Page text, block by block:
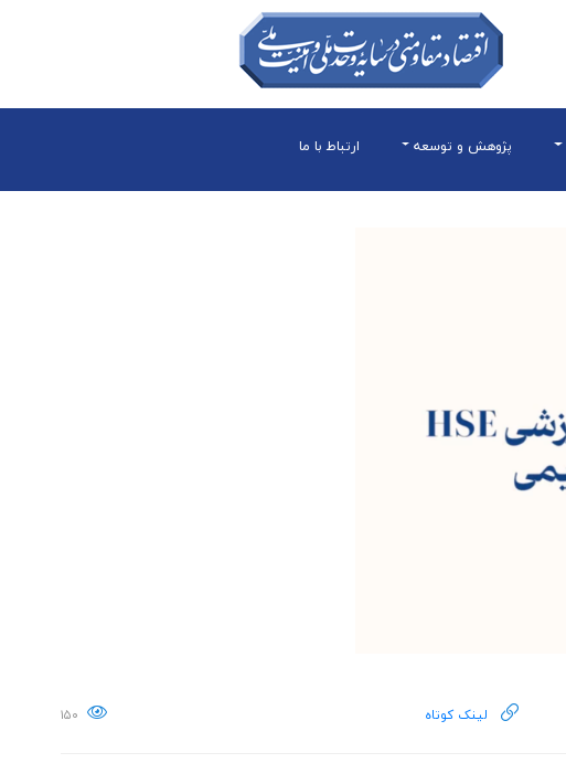
پژوهش و توسعه ارتباط با ما
لینک کوتاه ۱۵۰